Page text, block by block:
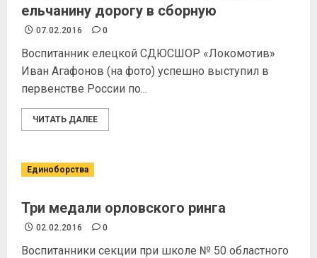
ельчанину дорогу в сборную
07.02.2016 0
Воспитанник елецкой СДЮСШОР «Локомотив»
Иван Агафонов (на фото) успешно выступил в
первенстве России по...
ЧИТАТЬ ДАЛЕЕ
Единоборства
Три медали орловского ринга
02.02.2016 0
Воспитанники секции при школе № 50 областного